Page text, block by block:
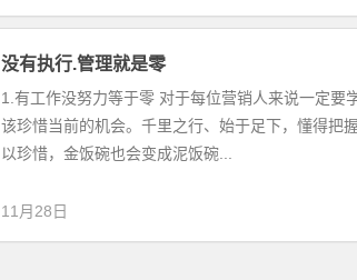
没有执行.管理就是零
1.有工作没努力等于零 对于每位营销人来说一定要
该珍惜当前的机会。千里之行、始于足下，懂得把
以珍惜，金饭碗也会变成泥饭碗...
11月28日